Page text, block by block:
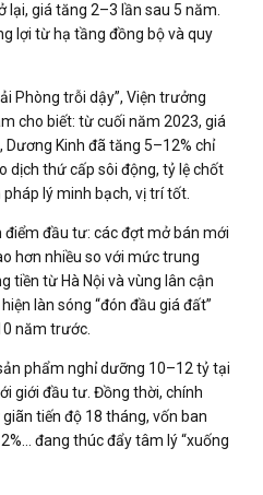
giá tăng 2–3 lần sau 5 năm.
lợi từ hạ tầng đồng bộ và quy
Phòng trỗi dậy”, Viện trưởng
cho biết: từ cuối năm 2023, giá
Dương Kinh đã tăng 5–12% chỉ
dịch thứ cấp sôi động, tỷ lệ chốt
lý minh bạch, vị trí tốt.
đầu tư: các đợt mở bán mới
hơn nhiều so với mức trung
tiền từ Hà Nội và vùng lân cận
làn sóng “đón đầu giá đất”
năm trước.
phẩm nghỉ dưỡng 10–12 tỷ tại
giới đầu tư. Đồng thời, chính
tiến độ 18 tháng, vốn ban
đang thúc đẩy tâm lý “xuống